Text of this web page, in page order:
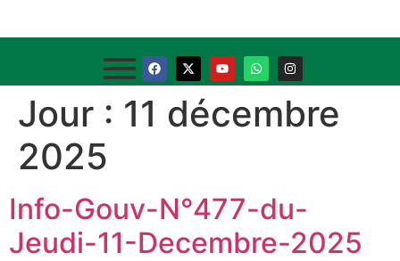
Jour : 11 décembre
2025
Info-Gouv-N°477-du-
Jeudi-11-Decembre-2025